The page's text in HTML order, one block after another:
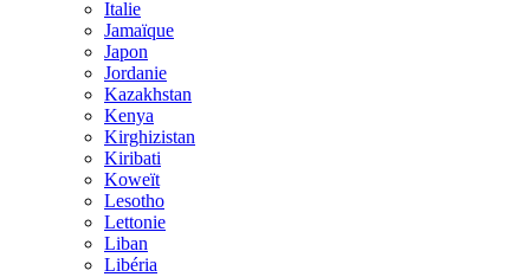
Italie
Jamaïque
Japon
Jordanie
Kazakhstan
Kenya
Kirghizistan
Kiribati
Koweït
Lesotho
Lettonie
Liban
Libéria